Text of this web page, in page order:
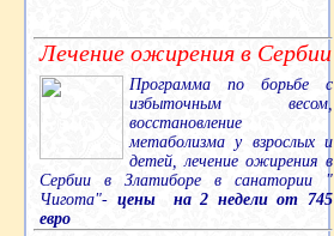
Лечение ожирения в Сербии
Программа по борьбе с
избыточным весом,
восстановление
метаболизма у взрослых и
детей, лечение ожирения в
Сербии в Златиборе в санатории "
Чигота"- цены на 2 недели от 745
евро